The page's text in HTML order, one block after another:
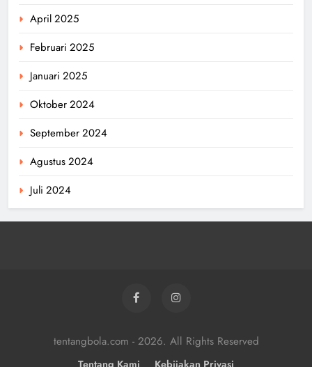
April 2025
Februari 2025
Januari 2025
Oktober 2024
September 2024
Agustus 2024
Juli 2024
tentangbola.com - 2026. All Rights Reserved
Tentang Kami Kebijakan Privasi